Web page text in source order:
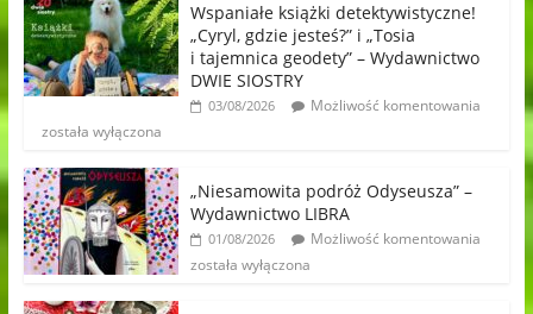
Wspaniałe książki detektywistyczne!
„Cyryl, gdzie jesteś?” i „Tosia
i tajemnica geodety” – Wydawnictwo
DWIE SIOSTRY
03/08/2026
Możliwość komentowania
została wyłączona
„Niesamowita podróż Odyseusza” –
Wydawnictwo LIBRA
01/08/2026
Możliwość komentowania
została wyłączona